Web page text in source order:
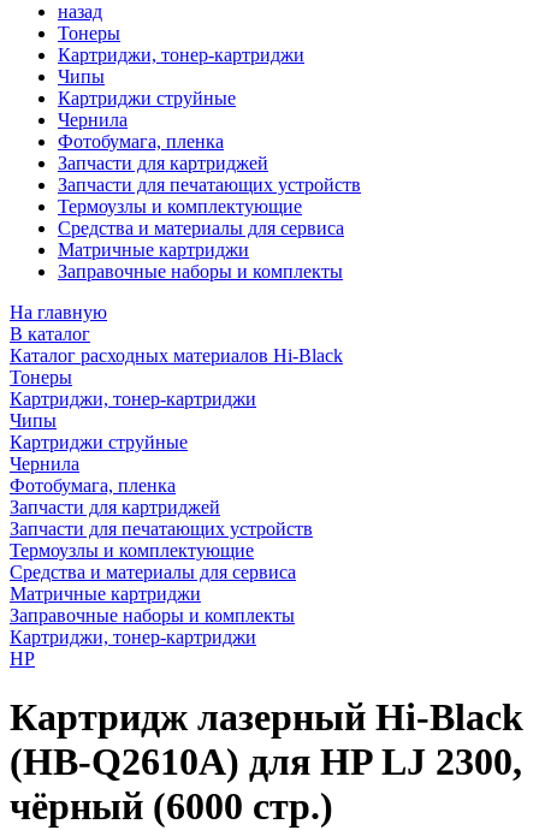
назад
Тонеры
Картриджи, тонер-картриджи
Чипы
Картриджи струйные
Чернила
Фотобумага, пленка
Запчасти для картриджей
Запчасти для печатающих устройств
Термоузлы и комплектующие
Средства и материалы для сервиса
Матричные картриджи
Заправочные наборы и комплекты
На главную
В каталог
Каталог расходных материалов Hi-Black
Тонеры
Картриджи, тонер-картриджи
Чипы
Картриджи струйные
Чернила
Фотобумага, пленка
Запчасти для картриджей
Запчасти для печатающих устройств
Термоузлы и комплектующие
Средства и материалы для сервиса
Матричные картриджи
Заправочные наборы и комплекты
Картриджи, тонер-картриджи
HP
Картридж лазерный Hi-Black
(HB-Q2610A) для HP LJ 2300,
чёрный (6000 стр.)